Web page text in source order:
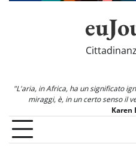
"L'aria, in Africa, ha un significato
miraggi, è, in un certo senso il
Karen